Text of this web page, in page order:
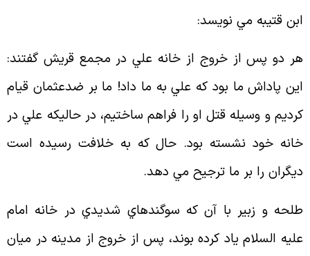
قتيبه مي نويسد:
دو پس از خروج از خانه علي در مجمع قريش گفتند:
پاداش ما بود كه علي به ما داد! ما بر ضدعثمان قيام
و وسيله قتل او را فراهم ساختيم، در حاليكه علي در
خود نشسته بود. حال كه به خلافت رسيده است
را بر ما ترجيح مي دهد.
و زبير با آن كه سوگندهاي شديدي در خانه امام
السلام ياد كرده بوند، پس از خروج از مدينه در ميان